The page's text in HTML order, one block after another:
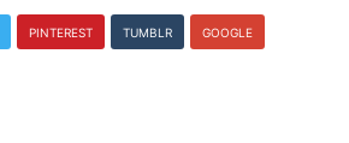
PINTEREST TUMBLR GOOGLE